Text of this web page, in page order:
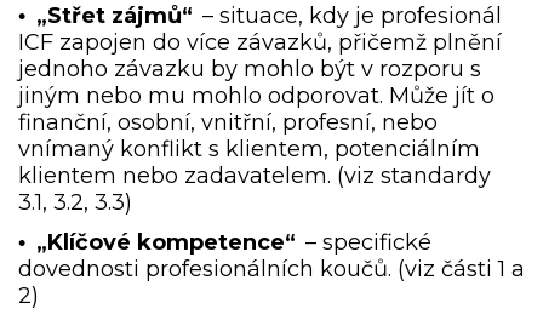
• „Střet zájmů“ – situace, kdy je profesionál
ICF zapojen do více závazků, přičemž plnění
jednoho závazku by mohlo být v rozporu s
jiným nebo mu mohlo odporovat. Může jít o
finanční, osobní, vnitřní, profesní, nebo
vnímaný konflikt s klientem, potenciálním
klientem nebo zadavatelem. (viz standardy
3.1, 3.2, 3.3)
• „Klíčové kompetence“ – specifické
dovednosti profesionálních koučů. (viz části 1 a
2)